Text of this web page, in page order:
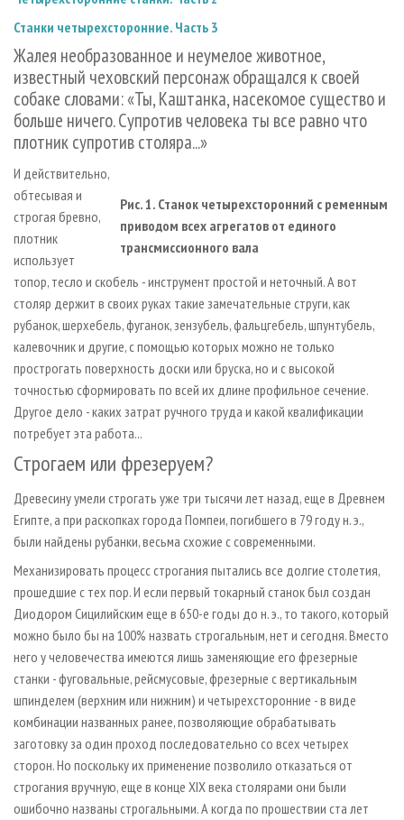
СУШКА ДРЕВЕСИНЫ
ПРОИЗВОДСТВО ДРЕВЕСНЫХ ПЛИТ
ДЕРЕВЯННОЕ ДОМОСТРОЕНИЕ
ПРОИЗВОДСТВО МЕБЕЛИ
БИОЭНЕРГЕТИКА
ИНСТРУМЕНТ И МАТЕРИАЛЫ
ПЕРСОНЫ
МОБИЛЬНЫЕ ВЫСТАВКИ
ОФИЦИАЛЬНЫЕ ДЕЛЕГАЦИИ
ПРИОРИТЕТНЫЕ ИНВЕСТПРОЕКТЫ
RUSSIAN FORESTRY REVIEW
ГАЗЕТА ЛЕСПРОМФОРУМ
БИБЛИОТЕКА СПЕЦИАЛИСТА
РЕКЛАМА НА САЙТЕ
Станки четырехсторонние. Часть 3
Жалея необразованное и неумелое животное,
известный чеховский персонаж обращался к своей
собаке словами: «Ты, Каштанка, насекомое существо и
больше ничего. Супротив человека ты все равно что
плотник супротив столяра...»
Рис. 1. Станок четырехсторонний с ременным
приводом всех агрегатов от единого
трансмиссионного вала
И действительно,
обтесывая и
строгая бревно,
плотник
использует
топор, тесло и скобель - инструмент простой и неточный. А вот
столяр держит в своих руках такие замечательные струги, как
рубанок, шерхебель, фуганок, зензубель, фальцгебель, шпунтубель,
калевочник и другие, с помощью которых можно не только
прострогать поверхность доски или бруска, но и с высокой
точностью сформировать по всей их длине профильное сечение.
Другое дело - каких затрат ручного труда и какой квалификации
потребует эта работа...
Строгаем или фрезеруем?
Древесину умели строгать уже три тысячи лет назад, еще в Древнем
Египте, а при раскопках города Помпеи, погибшего в 79 году н. э.,
были найдены рубанки, весьма схожие с современными.
Механизировать процесс строгания пытались все долгие столетия,
прошедшие с тех пор. И если первый токарный станок был создан
Диодором Сицилийским еще в 650-е годы до н. э., то такого, который
можно было бы на 100% назвать строгальным, нет и сегодня. Вместо
него у человечества имеются лишь заменяющие его фрезерные
станки - фуговальные, рейсмусовые, фрезерные с вертикальным
шпинделем (верхним или нижним) и четырехсторонние - в виде
комбинации названных ранее, позволяющие обрабатывать
заготовку за один проход последовательно со всех четырех
сторон. Но поскольку их применение позволило отказаться от
строгания вручную, еще в конце XIX века столярами они были
ошибочно названы строгальными. А когда по прошествии ста лет